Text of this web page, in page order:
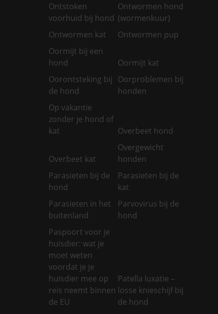
Ontstoken
voorhuid bij hond
Ontwormen hond
(wormenkuur)
Ontwormen kat
Ontwormen pup
Oormijt bij een
hond
Oormijt kat
Oorontsteking bij
de hond
Oorproblemen bij
honden
Op vakantie
zonder je hond of
kat
Overbeet hond
Overbeet kat
Overgewicht
honden
Parasieten bij de
hond
Parasieten bij de
kat
Parasieten in het
buitenland
Parvovirus bij de
hond
Paspoort voor je
huisdier: wat je
moet weten
voordat je je
huisdier mee op
reis neemt binnen
de EU
Patella luxatie –
losse knieschijf bij
de hond